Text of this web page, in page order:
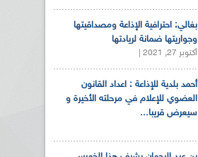
بغالي: احترافية الإذاعة ومصداقيتها
وجواريتها ضمانة لريادتها
أكتوبر 27, 2021 |
أحمد بلدية للإذاعة : اعداد القانون
العضوي للإعلام في مرحلته الأخيرة و
سيعرض قريبا...